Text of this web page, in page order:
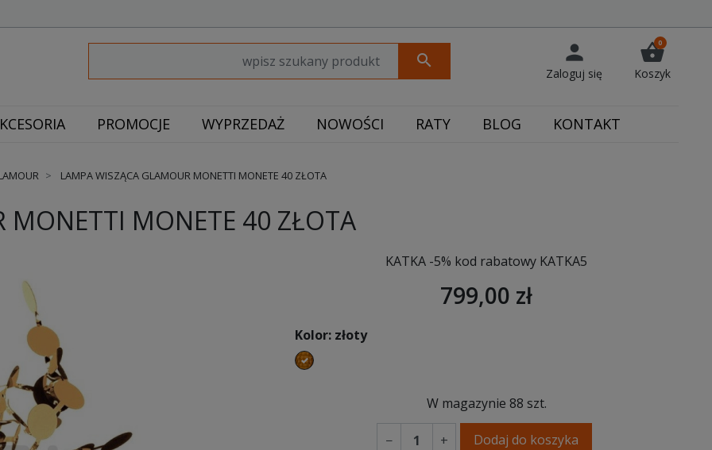
search person
Zaloguj się
shopping_basket
0
Koszyk
PROMOCJE WYPRZEDAŻ NOWOŚCI RATY BLOG KONTAKT
LAMPA WISZĄCA GLAMOUR MONETTI MONETE 40 ZŁOTA
MONETTI MONETE 40 ZŁOTA
KATKA -5% kod rabatowy KATKA5
799,00 zł
Kolor: złoty
złoty
W magazynie 88 szt.
− + Dodaj do koszyka